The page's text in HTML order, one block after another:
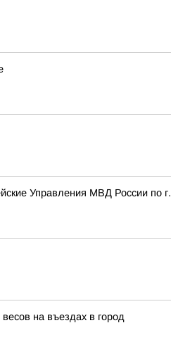
Управления МВД России по
на въездах в город